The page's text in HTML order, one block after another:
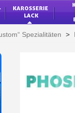
KAROSSERIE
LACK
Spezialitäten >